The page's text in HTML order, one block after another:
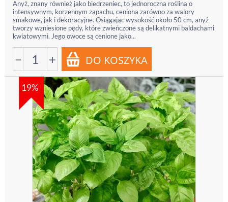
Anyż, znany również jako biedrzeniec, to jednoroczna roślina o
intensywnym, korzennym zapachu, ceniona zarówno za walory
smakowe, jak i dekoracyjne. Osiągając wysokość około 50 cm, anyż
tworzy wzniesione pędy, które zwieńczone są delikatnymi baldachami
kwiatowymi. Jego owoce są cenione jako...
− +
19%